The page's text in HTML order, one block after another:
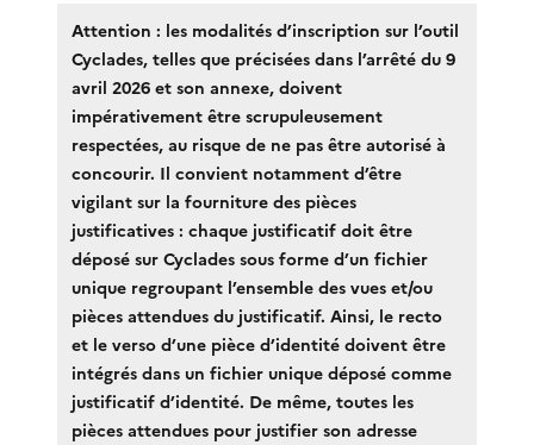
Attention : les modalités d’inscription sur l’outil
Cyclades, telles que précisées dans l’arrêté du 9
avril 2026 et son annexe, doivent
impérativement être scrupuleusement
respectées, au risque de ne pas être autorisé à
concourir. Il convient notamment d’être
vigilant sur la fourniture des pièces
justificatives : chaque justificatif doit être
déposé sur Cyclades sous forme d’un fichier
unique regroupant l’ensemble des vues et/ou
pièces attendues du justificatif. Ainsi, le recto
et le verso d’une pièce d’identité doivent être
intégrés dans un fichier unique déposé comme
justificatif d’identité. De même, toutes les
pièces attendues pour justifier son adresse